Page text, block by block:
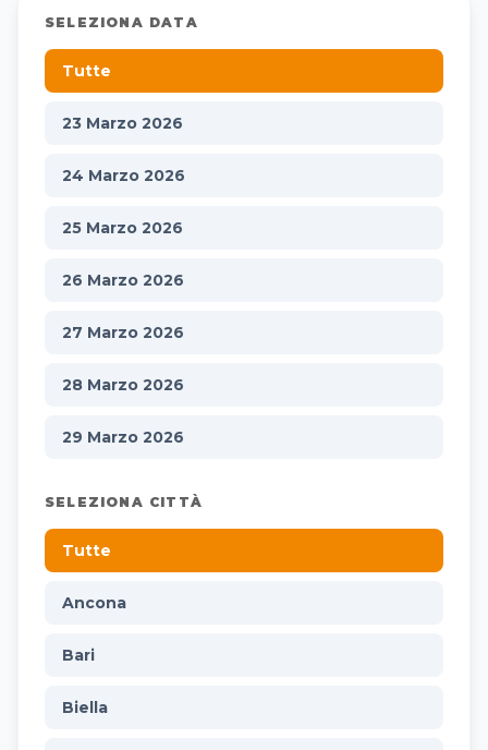
SELEZIONA DATA
Tutte
23 Marzo 2026
24 Marzo 2026
25 Marzo 2026
26 Marzo 2026
27 Marzo 2026
28 Marzo 2026
29 Marzo 2026
SELEZIONA CITTÀ
Tutte
Ancona
Bari
Biella